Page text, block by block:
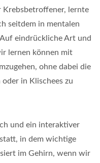
Krebsbetroffener, lernte
seitdem in mentalen
eindrückliche Art und
lernen können mit
ohne dabei die
in Klischees zu
und ein interaktiver
in dem wichtige
im Gehirn, wenn wir